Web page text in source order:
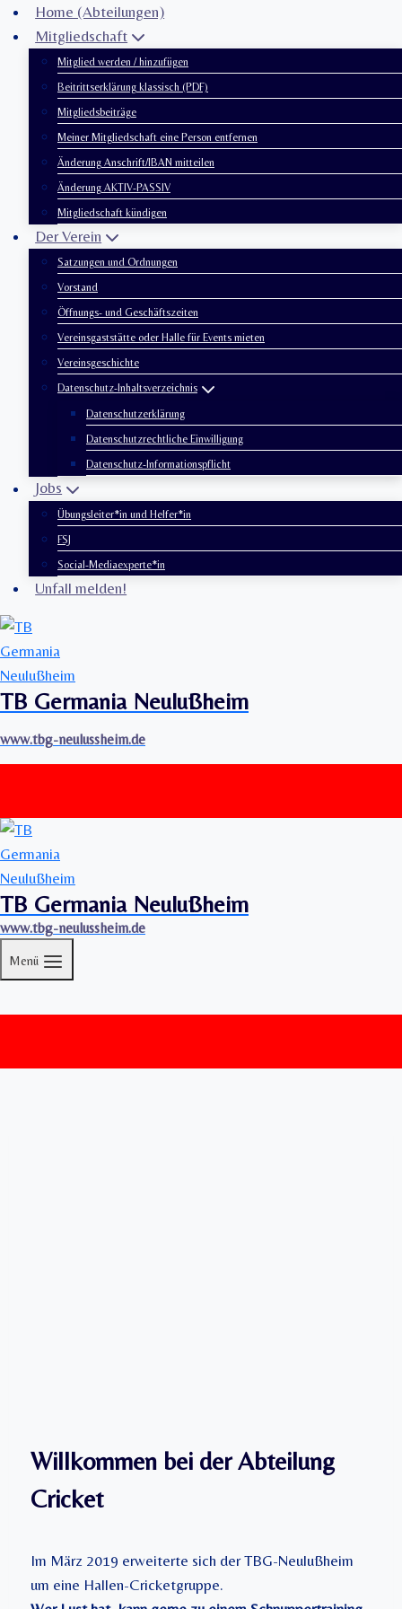
Zum
Inhalt
springen
Home (Abteilungen)
Mitgliedschaft
Mitglied werden / hinzufügen
Beitrittserklärung klassisch (PDF)
Mitgliedsbeiträge
Meiner Mitgliedschaft eine Person entfernen
Änderung Anschrift/IBAN mitteilen
Änderung AKTIV-PASSIV
Mitgliedschaft kündigen
Der Verein
Satzungen und Ordnungen
Vorstand
Öffnungs- und Geschäftszeiten
Vereinsgaststätte oder Halle für Events mieten
Vereinsgeschichte
Datenschutz-Inhaltsverzeichnis
Datenschutzerklärung
Datenschutzrechtliche Einwilligung
Datenschutz-Informationspflicht
Jobs
Übungsleiter*in und Helfer*in
FSJ
Social-Mediaexperte*in
Unfall melden!
TB Germania Neulußheim
www.tbg-neulussheim.de
TB Germania Neulußheim
www.tbg-neulussheim.de
Menü
Willkommen bei der Abteilung
Cricket
Im März 2019 erweiterte sich der TBG-Neulußheim
um eine Hallen-Cricketgruppe.